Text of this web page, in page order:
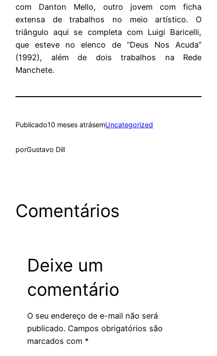
com Danton Mello, outro jovem com ficha
extensa de trabalhos no meio artístico. O
triângulo aqui se completa com Luigi Baricelli,
que esteve no elenco de “Deus Nos Acuda”
(1992), além de dois trabalhos na Rede
Manchete.
Publicado10 meses atrásemUncategorized
porGustavo Dill
Comentários
Deixe um
comentário
O seu endereço de e-mail não será
publicado. Campos obrigatórios são
marcados com *